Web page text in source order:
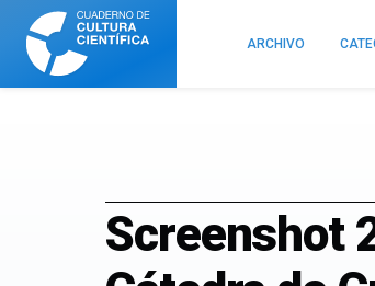
Cuaderno
Cultura
Científica
ARCHIVO
Screenshot